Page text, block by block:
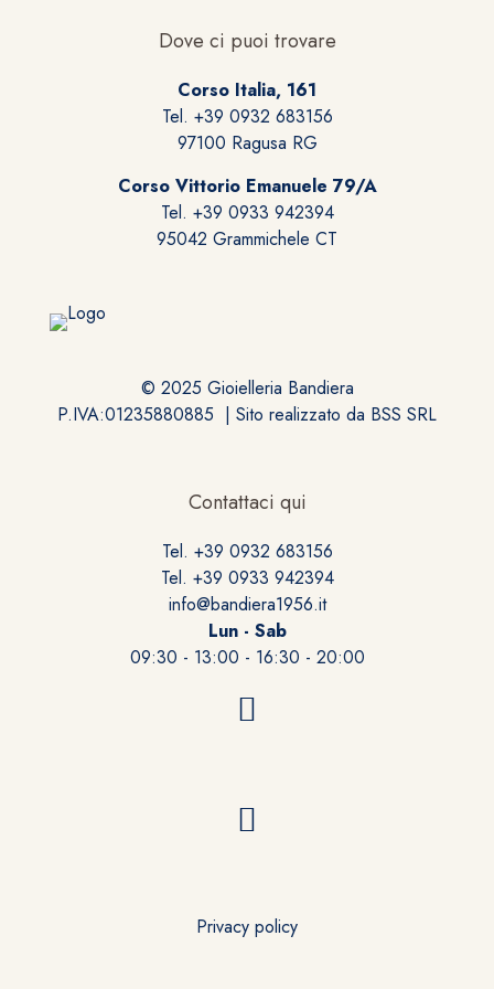
Dove ci puoi trovare
Corso Italia, 161
Tel. +39 0932 683156
97100 Ragusa RG
Corso Vittorio Emanuele 79/A
Tel. +39 0933 942394
95042 Grammichele CT
© 2025 Gioielleria Bandiera
P.IVA:01235880885 | Sito realizzato da BSS SRL
Contattaci qui
Tel. +39 0932 683156
Tel. +39 0933 942394
info@bandiera1956.it
Lun - Sab
09:30 - 13:00 - 16:30 - 20:00
Privacy policy